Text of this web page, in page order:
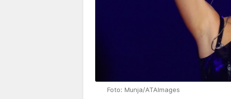
Foto: Munja/ATAImages